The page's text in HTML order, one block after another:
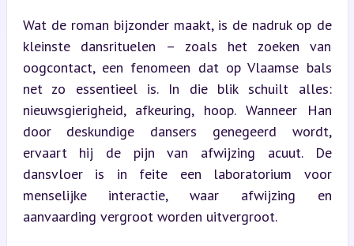
Wat de roman bijzonder maakt, is de nadruk op de
kleinste dansrituelen – zoals het zoeken van
oogcontact, een fenomeen dat op Vlaamse bals
net zo essentieel is. In die blik schuilt alles:
nieuwsgierigheid, afkeuring, hoop. Wanneer Han
door deskundige dansers genegeerd wordt,
ervaart hij de pijn van afwijzing acuut. De
dansvloer is in feite een laboratorium voor
menselijke interactie, waar afwijzing en
aanvaarding vergroot worden uitvergroot.